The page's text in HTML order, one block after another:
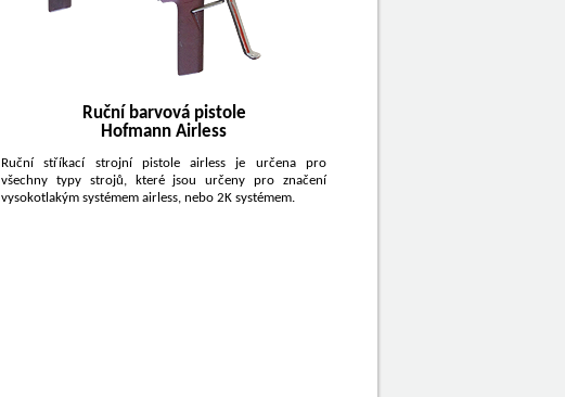
Ruční barvová pistole
Hofmann Airless
Ruční stříkací strojní pistole airless je určena pro
všechny typy strojů, které jsou určeny pro značení
vysokotlakým systémem airless, nebo 2K systémem.